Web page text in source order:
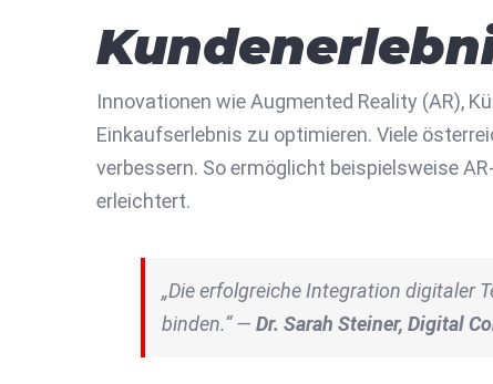
Innovationen wie Augmented Reality (AR),
Einkaufserlebnis zu optimieren. Viele
verbessern. So ermöglicht beispielsweise
erleichtert.
„Die erfolgreiche Integration digitaler
binden.“ — Dr. Sarah Steiner, Digital